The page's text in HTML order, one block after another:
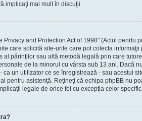
implicaţi mai mult în discuţii.
Privacy and Protection Act of 1998" (Actul penrtu
care solicită site-urile care pot colecta
al părinţilor sau altă metodă legală prin care
de la minorul cu vârsta sub 13 ani. Dacă
ca un utilizator ce se înregistrează - sau acestui
pentru asistenţă. Reţineţi că echipa phpBB nu
legale de orice fel cu excepţia celor